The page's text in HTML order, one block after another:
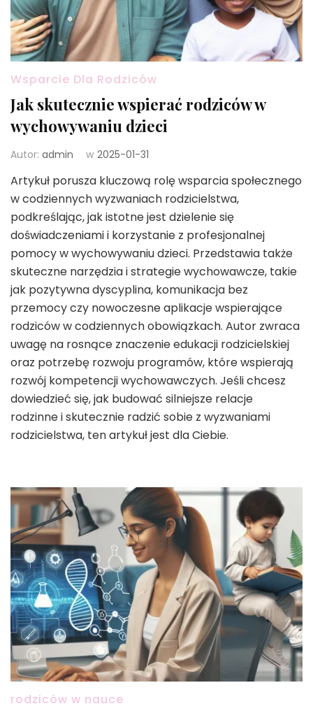
Wsparcie Dla Rodziców
Jak skutecznie wspierać rodziców w
wychowywaniu dzieci
Autor: admin w 2025-01-31
Artykuł porusza kluczową rolę wsparcia społecznego
w codziennych wyzwaniach rodzicielstwa,
podkreślając, jak istotne jest dzielenie się
doświadczeniami i korzystanie z profesjonalnej
pomocy w wychowywaniu dzieci. Przedstawia także
skuteczne narzędzia i strategie wychowawcze, takie
jak pozytywna dyscyplina, komunikacja bez
przemocy czy nowoczesne aplikacje wspierające
rodziców w codziennych obowiązkach. Autor zwraca
uwagę na rosnące znaczenie edukacji rodzicielskiej
oraz potrzebę rozwoju programów, które wspierają
rozwój kompetencji wychowawczych. Jeśli chcesz
dowiedzieć się, jak budować silniejsze relacje
rodzinne i skutecznie radzić sobie z wyzwaniami
rodzicielstwa, ten artykuł jest dla Ciebie.
rodziców w nauce